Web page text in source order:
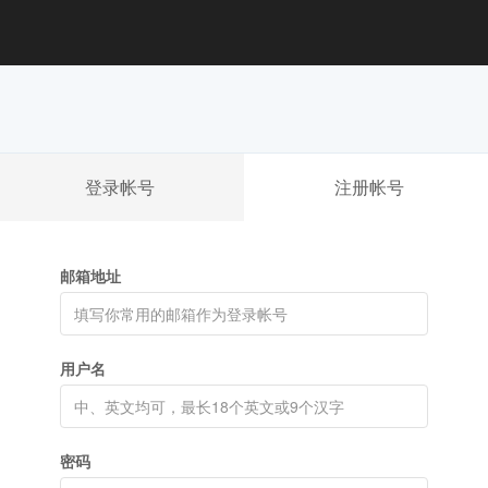
登录帐号 注册帐号
邮箱地址
用户名
密码